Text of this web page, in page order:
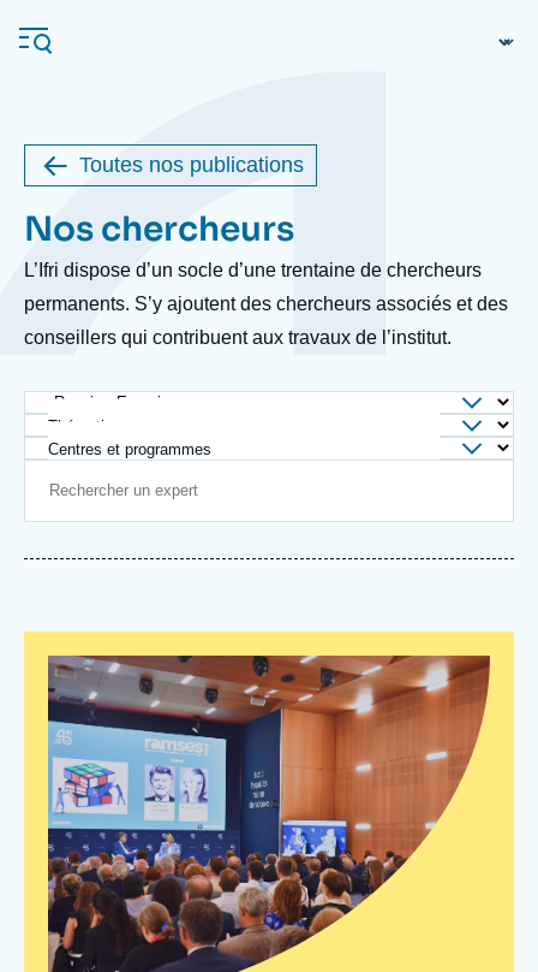
основному
principale
Ifri
Анализы
События
Toutes nos publications
Body
Nos chercheurs
L’Ifri dispose d’un socle d’une trentaine de chercheurs
permanents. S’y ajoutent des chercheurs associés et des
conseillers qui contribuent aux travaux de l’institut.
Thématique
Centres et programmes